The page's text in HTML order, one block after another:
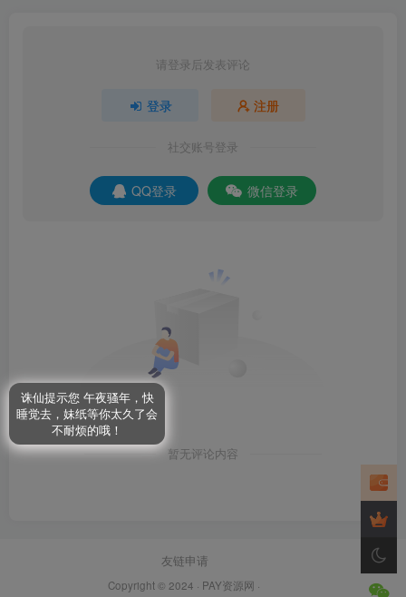
请登录后发表评论
登录 注册
社交账号登录
QQ登录 微信登录
暂无评论内容
友链申请
Copyright © 2024 · PAY资源网 ·
诛仙提示您 午夜骚年，快
睡觉去，妹纸等你太久了会
不耐烦的哦！